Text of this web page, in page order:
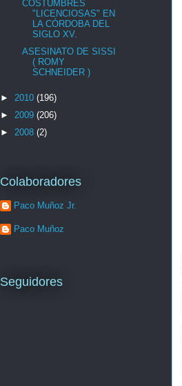
COSTUMBRES
"LICENCIOSAS" EN
LA CÓRDOBA DEL
SIGLO XV.
ASESINATO DE SISSI
( ROMY
SCHNEIDER )
► 2010 (196)
► 2009 (206)
► 2008 (2)
Colaboradores
Paco Muñoz Jr.
Paco Muñoz
Seguidores